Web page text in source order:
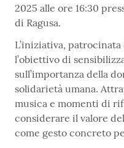
2025 alle ore 16:30
di Ragusa.
L’iniziativa,
l’obiettivo di
sull’importanza della
solidarietà umana.
musica e momenti di
considerare il valore
come gesto concreto